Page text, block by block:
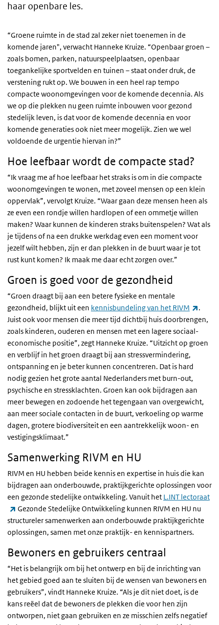
haar openbare les.
“Groene ruimte in de stad zal zeker niet toenemen in de
komende jaren", verwacht Hanneke Kruize. “Openbaar groen –
zoals bomen, parken, natuurspeelplaatsen, openbaar
toegankelijke sportvelden en tuinen – staat onder druk, de
verstening rukt op. We bouwen in een heel rap tempo
compacte woonomgevingen voor de komende decennia. Als
we op die plekken nu geen ruimte inbouwen voor gezond
stedelijk leven, is dat voor de komende decennia en voor
komende generaties ook niet meer mogelijk. Zien we wel
voldoende de urgentie hiervan in?”
Hoe leefbaar wordt de compacte stad?
“Ik vraag me af hoe leefbaar het straks is om in die compacte
woonomgevingen te wonen, met zoveel mensen op een klein
oppervlak”, vervolgt Kruize. “Waar gaan deze mensen heen als
ze even een rondje willen hardlopen of een ommetje willen
maken? Waar kunnen de kinderen straks buitenspelen? Wat als
je tijdens of na een drukke werkdag even een moment voor
jezelf wilt hebben, zijn er dan plekken in de buurt waar je tot
rust kunt komen? Ik maak me daar echt zorgen over.”
Groen is goed voor de gezondheid
“Groen draagt bij aan een betere fysieke en mentale
gezondheid, blijkt uit een kennisbundeling van het RIVM
.
Juist ook voor mensen die meer tijd dichtbij huis doorbrengen,
zoals kinderen, ouderen en mensen met een lagere sociaal-
economische positie”, zegt Hanneke Kruize. “Uitzicht op groen
en verblijf in het groen draagt bij aan stressvermindering,
ontspanning en je beter kunnen concentreren. Dat is hard
nodig gezien het grote aantal Nederlanders met burn-out,
psychische en stressklachten. Groen kan ook bijdragen aan
meer bewegen en zodoende het tegengaan van overgewicht,
aan meer sociale contacten in de buurt, verkoeling op warme
dagen, grotere biodiversiteit en een aantrekkelijk woon- en
vestigingsklimaat.”
Samenwerking RIVM en HU
RIVM en HU hebben beide kennis en expertise in huis die kan
bijdragen aan onderbouwde, praktijkgerichte oplossingen voor
een gezonde stedelijke ontwikkeling. Vanuit het L.INT lectoraat
(externe link)
Gezonde Stedelijke Ontwikkeling kunnen RIVM en HU nu
structureler samenwerken aan onderbouwde praktijkgerichte
oplossingen, samen met onze praktijk- en kennispartners.
Bewoners en gebruikers centraal
“Het is belangrijk om bij het ontwerp en bij de inrichting van
het gebied goed aan te sluiten bij de wensen van bewoners en
gebruikers”, vindt Hanneke Kruize. “Als je dit niet doet, is de
kans reëel dat de bewoners de plekken die voor hen zijn
ontworpen, niet gaan gebruiken en ze misschien zelfs negatief